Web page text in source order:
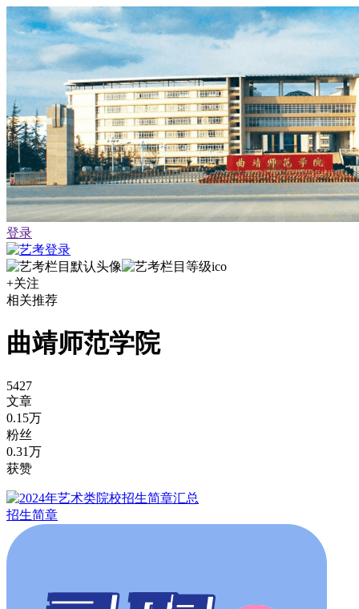
登录
+关注
相关推荐
曲靖师范学院
5427
文章
0.15万
粉丝
0.31万
获赞
招生简章